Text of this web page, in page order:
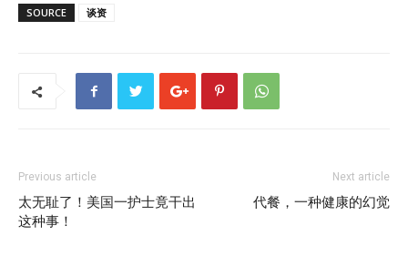
SOURCE 谈资
Previous article
太无耻了！美国一护士竟干出
这种事！
Next article
代餐，一种健康的幻觉